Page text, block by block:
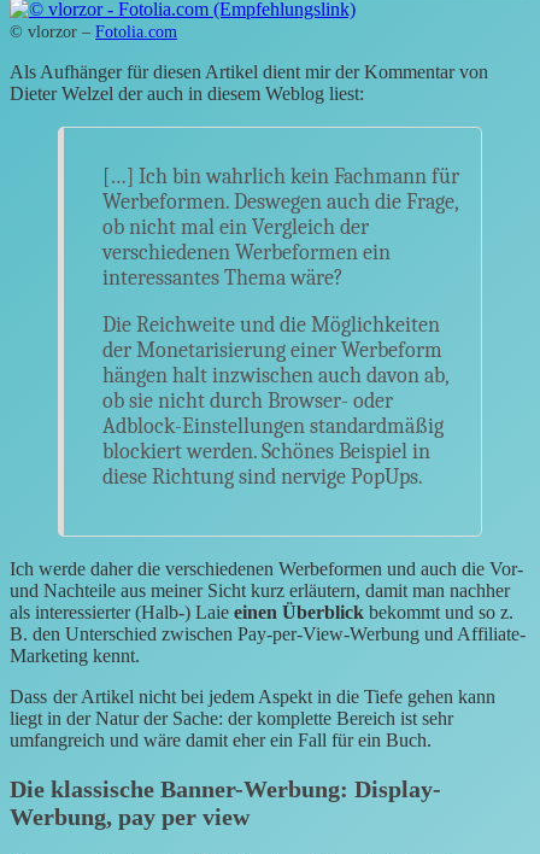
© vlorzor – Fotolia.com
Als Aufhänger für diesen Artikel dient mir der Kommentar von
Dieter Welzel der auch in diesem Weblog liest:
[…] Ich bin wahrlich kein Fachmann für
Werbeformen. Deswegen auch die Frage,
ob nicht mal ein Vergleich der
verschiedenen Werbeformen ein
interessantes Thema wäre?
Die Reichweite und die Möglichkeiten
der Monetarisierung einer Werbeform
hängen halt inzwischen auch davon ab,
ob sie nicht durch Browser- oder
Adblock-Einstellungen standardmäßig
blockiert werden. Schönes Beispiel in
diese Richtung sind nervige PopUps.
Ich werde daher die verschiedenen Werbeformen und auch die Vor-
und Nachteile aus meiner Sicht kurz erläutern, damit man nachher
als interessierter (Halb-) Laie einen Überblick bekommt und so z.
B. den Unterschied zwischen Pay-per-View-Werbung und Affiliate-
Marketing kennt.
Dass der Artikel nicht bei jedem Aspekt in die Tiefe gehen kann
liegt in der Natur der Sache: der komplette Bereich ist sehr
umfangreich und wäre damit eher ein Fall für ein Buch.
Die klassische Banner-Werbung: Display-
Werbung, pay per view